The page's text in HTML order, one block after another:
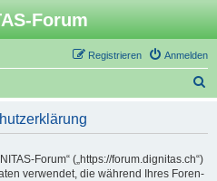
Forum
Anmelden
Registrieren
Forum“ („https://forum.dignitas.ch“)
verwendet, die während Ihres Foren-